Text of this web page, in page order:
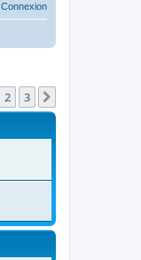
Connexion
2 3